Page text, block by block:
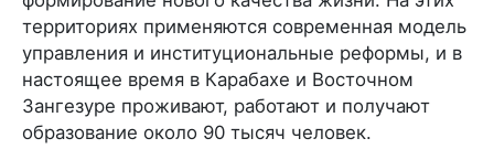
территориях применяются современная модель
управления и институциональные реформы, и в
настоящее время в Карабахе и Восточном
Зангезуре проживают, работают и получают
образование около 90 тысяч человек.